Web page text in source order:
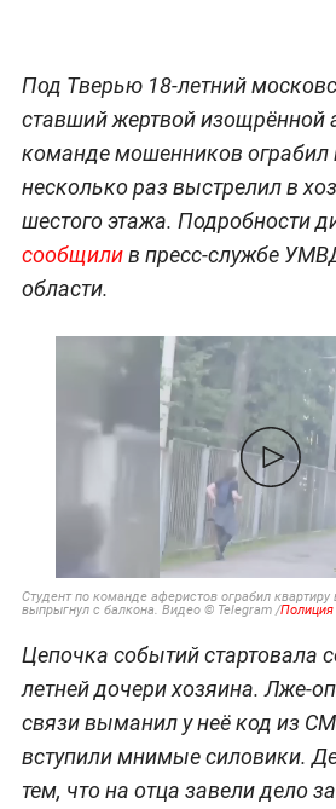
Под Тверью 18-летний
ставший жертвой изощрённой
команде мошенников ограбил
несколько раз выстрелил в
шестого этажа. Подробности
сообщилив пресс-службе
области.
Студент по команде аферистов ограбил квартиру
выпрыгнул с балкона. Видео © Telegram /Полиция
Цепочка событий стартовала
летней дочери хозяина. Лже-
связи выманил у неё код из
вступили мнимые силовики.
тем, что на отца завели дело